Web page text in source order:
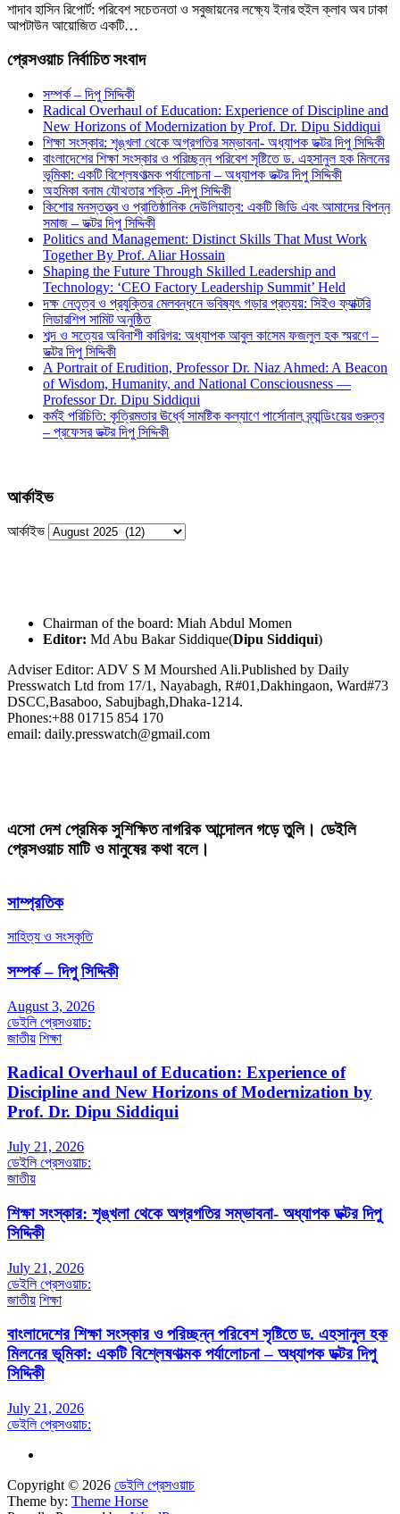
শাদাব হাসিন রিপোর্ট: পরিবেশ সচেতনতা ও সবুজায়নের লক্ষ্যে ইনার হুইল ক্লাব অব ঢাকা
আপটাউন আয়োজিত একটি…
প্রেসওয়াচ নির্বাচিত সংবাদ
সম্পর্ক – দিপু সিদ্দিকী
Radical Overhaul of Education: Experience of Discipline and
New Horizons of Modernization by Prof. Dr. Dipu Siddiqui
শিক্ষা সংস্কার: শৃঙ্খলা থেকে অগ্রগতির সম্ভাবনা- অধ্যাপক ডক্টর দিপু সিদ্দিকী
বাংলাদেশের শিক্ষা সংস্কার ও পরিচ্ছন্ন পরিবেশ সৃষ্টিতে ড. এহসানুল হক মিলনের
ভূমিকা: একটি বিশ্লেষণাত্মক পর্যালোচনা – অধ্যাপক ডক্টর দিপু সিদ্দিকী
অহমিকা বনাম যৌথতার শক্তি -দিপু সিদ্দিকী
কিশোর মনস্তত্ত্ব ও প্রাতিষ্ঠানিক দেউলিয়াত্ব: একটি জিডি এবং আমাদের বিপন্ন
সমাজ – ডক্টর দিপু সিদ্দিকী
Politics and Management: Distinct Skills That Must Work
Together By Prof. Aliar Hossain
Shaping the Future Through Skilled Leadership and
Technology: ‘CEO Factory Leadership Summit’ Held
দক্ষ নেতৃত্ব ও প্রযুক্তির মেলবন্ধনে ভবিষ্যৎ গড়ার প্রত্যয়: সিইও ফ্যাক্টরি
লিডারশিপ সামিট অনুষ্ঠিত
শব্দ ও সত্যের অবিনাশী কারিগর: অধ্যাপক আবুল কাসেম ফজলুল হক স্মরণে –
ডক্টর দিপু সিদ্দিকী
A Portrait of Erudition, Professor Dr. Niaz Ahmed: A Beacon
of Wisdom, Humanity, and National Consciousness —
Professor Dr. Dipu Siddiqui
কর্মই পরিচিতি: কৃত্রিমতার ঊর্ধ্বে সামষ্টিক কল্যাণে পার্সোনাল ব্র্যান্ডিংয়ের গুরুত্ব
– প্রফেসর ডক্টর দিপু সিদ্দিকী
আর্কাইভ
আর্কাইভ
Chairman of the board: Miah Abdul Momen
Editor: Md Abu Bakar Siddique(Dipu Siddiqui)
Adviser Editor: ADV S M Mourshed Ali.Published by Daily
Presswatch Ltd from 17/1, Nayabagh, R#01,Dakhingaon, Ward#73
DSCC,Basaboo, Sabujbagh,Dhaka-1214.
Phones:+88 01715 854 170
email: daily.presswatch@gmail.com
এসো দেশ প্রেমিক সুশিক্ষিত নাগরিক আন্দোলন গড়ে তুলি। ডেইলি
প্রেসওয়াচ মাটি ও মানুষের কথা বলে।
সাম্প্রতিক
সাহিত্য ও সংস্কৃতি
সম্পর্ক – দিপু সিদ্দিকী
August 3, 2026
ডেইলি প্রেসওয়াচ:
জাতীয় শিক্ষা
Radical Overhaul of Education: Experience of
Discipline and New Horizons of Modernization by
Prof. Dr. Dipu Siddiqui
July 21, 2026
ডেইলি প্রেসওয়াচ:
জাতীয়
শিক্ষা সংস্কার: শৃঙ্খলা থেকে অগ্রগতির সম্ভাবনা- অধ্যাপক ডক্টর দিপু
সিদ্দিকী
July 21, 2026
ডেইলি প্রেসওয়াচ:
জাতীয় শিক্ষা
বাংলাদেশের শিক্ষা সংস্কার ও পরিচ্ছন্ন পরিবেশ সৃষ্টিতে ড. এহসানুল হক
মিলনের ভূমিকা: একটি বিশ্লেষণাত্মক পর্যালোচনা – অধ্যাপক ডক্টর দিপু
সিদ্দিকী
July 21, 2026
ডেইলি প্রেসওয়াচ:
Copyright © 2026 ডেইলি প্রেসওয়াচ
Theme by: Theme Horse